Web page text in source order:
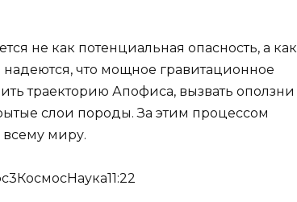
не как потенциальная опасность, а как
что мощное гравитационное
траекторию Апофиса, вызвать оползни
слои породы. За этим процессом
всему миру.
3 КосмосНаука11:22